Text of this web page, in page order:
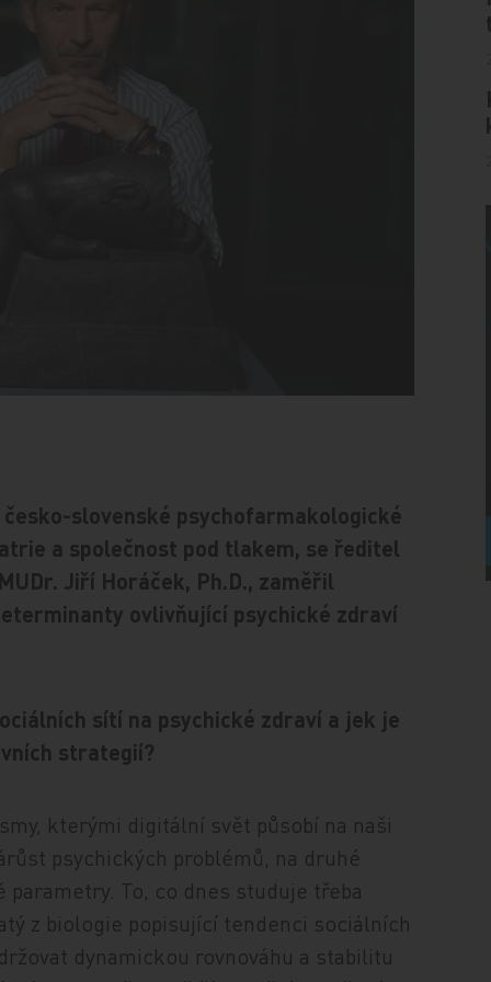
slovenské psychofarmakologické
a společnost pod tlakem, se ředitel
Jiří Horáček, Ph.D., zaměřil
ovlivňující psychické zdraví
sítí na psychické zdraví a jek je
strategií?
kterými digitální svět působí na naši
psychických problémů, na druhé
To, co dnes studuje třeba
z biologie popisující tendenci sociálních
dynamickou rovnováhu a stabilitu